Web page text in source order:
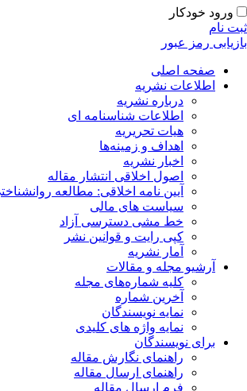
ورود خودکار
نام
رمز عبور
صفحه اصلی
اطلاعات نشریه
درباره نشریه
اطلاعات شناسنامه ای
هیات تحریریه
اهداف و زمینه‌ها
اخبار نشریه
اصول اخلاقی انتشار مقاله
آیین نامه اخلاقی: مطالعه روانشناختی
سیاست های مالی
خط مشی دسترسی آزاد
کپی رایت و قوانین نشر
آمار نشریه
آرشیو مجله و مقالات
کلیه شماره‌های مجله
آخرین شماره
نمایه نویسندگان
نمایه واژه های کلیدی
برای نویسندگان
راهنمای نگارش مقاله
راهنمای ارسال مقاله
فرم ارسال مقاله